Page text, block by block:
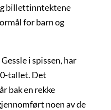
billettinntektene
for barn og
i spissen, har
tallet. Det
bak en rekke
noen av de